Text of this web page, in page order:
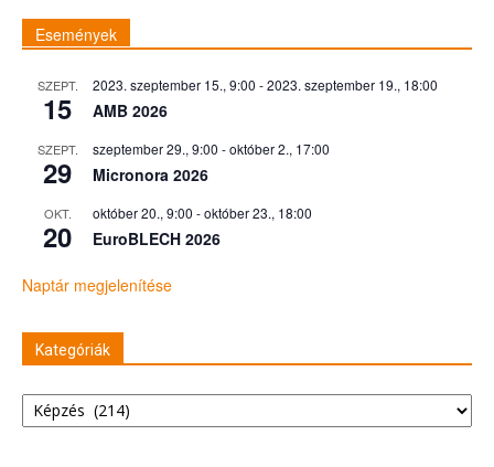
Események
SZEPT.
15
2023. szeptember 15., 9:00 -2023. szeptember 19., 18:00
AMB 2026
SZEPT.
29
szeptember 29., 9:00 -október 2., 17:00
Micronora 2026
OKT.
20
október 20., 9:00 -október 23., 18:00
EuroBLECH 2026
Naptár megjelenítése
Kategóriák
Kategóriák